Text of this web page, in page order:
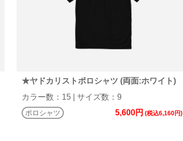
★ヤドカリストポロシャツ (両面:ホワイト)
カラー数：15 | サイズ数：9
ポロシャツ 5,600円 (税込6,160円)